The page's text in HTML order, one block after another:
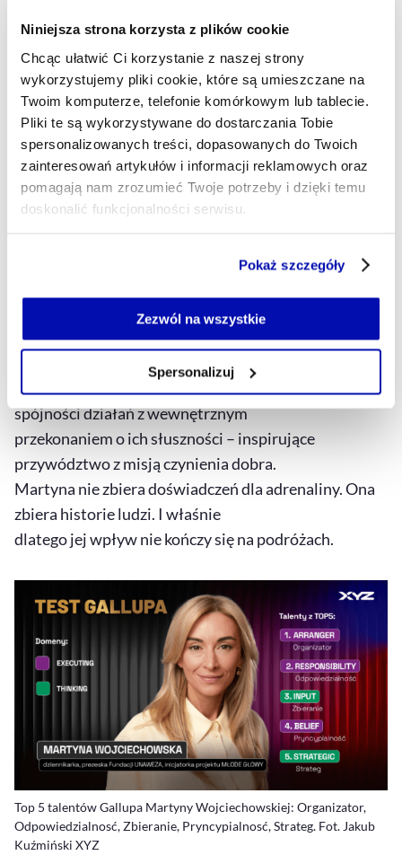
Niniejsza strona korzysta z plików cookie
Chcąc ułatwić Ci korzystanie z naszej strony
wykorzystujemy pliki cookie, które są umieszczane na
Twoim komputerze, telefonie komórkowym lub tablecie.
Pliki te są wykorzystywane do dostarczania Tobie
spersonalizowanych treści, dopasowanych do Twoich
zainteresowań artykułów i informacji reklamowych oraz
pomagają nam zrozumieć Twoje potrzeby i dzięki temu
doskonalić funkcjonalności serwisu.
Jeżeli nie wyrażasz zgody na zapisywanie plików cookie,
możesz łatwo zarządzać swoimi uprawnieniami, np. we
własnej przeglądarce internetowej lub po wybraniu opcji
naszejPolityce Prywatności .
Pokaż szczegóły
Zezwól na wszystkie
Spersonalizuj
który najlepiej pracuje na
wspólny cel.
To ważne szczególnie dla liderów biznesu, bo wiele
organizacji nadal buduje kulturę opartą na
indywidualnych gwiazdach, zamiast na jakości relacji i
współpracy.
Strategic Thinking, ale
warto zwrócić uwagę, że są to cechy związane przede
wszystkim z ideami i
wartościami. Kluczowe dla niej jest poczucie
spójności działań z wewnętrznym
przekonaniem o ich słuszności – inspirujące
przywództwo z misją czynienia dobra.
Martyna nie zbiera doświadczeń dla adrenaliny. Ona
zbiera historie ludzi. I właśnie
dlatego jej wpływ nie kończy się na podróżach.
Top 5 talentów Gallupa Martyny Wojciechowskiej: Organizator,
Odpowiedzialnosć, Zbieranie, Pryncypialnosć, Strateg. Fot. Jakub
Kuźmiński XYZ